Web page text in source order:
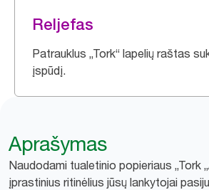
Reljefas
Patrauklus „Tork“ lapelių raštas
įspūdį.
Aprašymas
Naudodami tualetinio popieriaus „Tork
įprastinius ritinėlius jūsų lankytojai